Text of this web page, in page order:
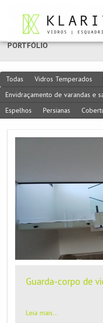
PORTFÓLIO
Todas Vidros Temperados
Envidraçamento de varandas e
Espelhos
Persianas
Guarda-corpo de
Leia mais...